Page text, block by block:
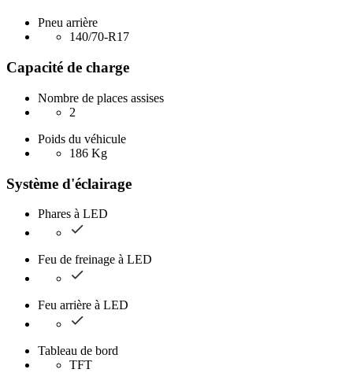
Pneu arrière
140/70-R17
Capacité de charge
Nombre de places assises
2
Poids du véhicule
186 Kg
Système d'éclairage
Phares à LED
Feu de freinage à LED
Feu arrière à LED
Tableau de bord
TFT